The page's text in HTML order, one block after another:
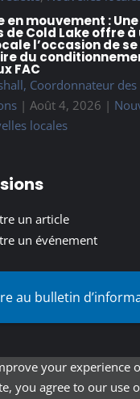
en mouvement :
de Cold Lake offre à
l’occasion de
du
FAC
Coordonnateur des
| Août 4, 2026 |
locales
un article
un événement
au bulletin
your experience
you agree to our use